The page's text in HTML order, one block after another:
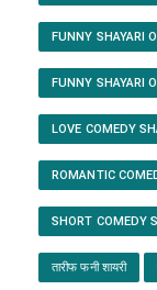
FUNNY SHAYARI
FUNNY SHAYARI
LOVE COMEDY
ROMANTIC
SHORT COMEDY
तारीफ फनी शायरी